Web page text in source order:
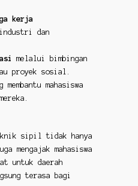
kerja
dan
melalui bimbingan
proyek sosial.
membantu mahasiswa
sipil tidak hanya
mengajak mahasiswa
untuk daerah
terasa bagi